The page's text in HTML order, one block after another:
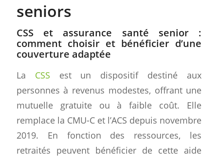
seniors
CSS et assurance santé senior :
comment choisir et bénéficier d’une
couverture adaptée
La CSS est un dispositif destiné aux
personnes à revenus modestes, offrant une
mutuelle gratuite ou à faible coût. Elle
remplace la CMU-C et l’ACS depuis novembre
2019. En fonction des ressources, les
retraités peuvent bénéficier de cette aide